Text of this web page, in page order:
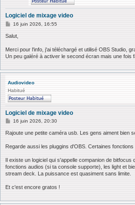
Logiciel de mixage video
M
s
g
e
16 juin 2026, 16:55
Salut,
Merci pour l'info, j'ai téléchargé et utilisé OBS Studio,
Un peu galéré à activer le second écran mais une fois
Audiovideo
Habitué
Logiciel de mixage video
M
s
g
16 juin 2026, 20:30
Rajoute une petite caméra usb. Les gens aiment bien
Regarde aussi les pluggins d'OBS. Certaines fonctions
Il existe un logiciel qui s'appelle companion de bitfocus
fonctions audios (si ta console supporte), les light et
stream deck. La puissance est quasiment sans limite.
Et c'est encore gratos !